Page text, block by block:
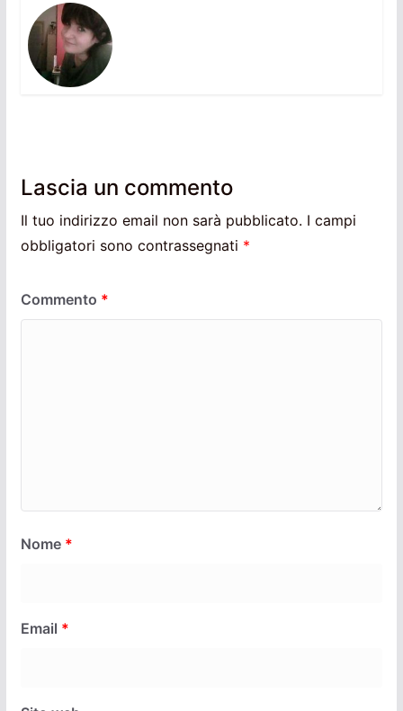
Lascia un commento
Il tuo indirizzo email non sarà pubblicato. I campi
obbligatori sono contrassegnati *
Commento *
Nome *
Email *